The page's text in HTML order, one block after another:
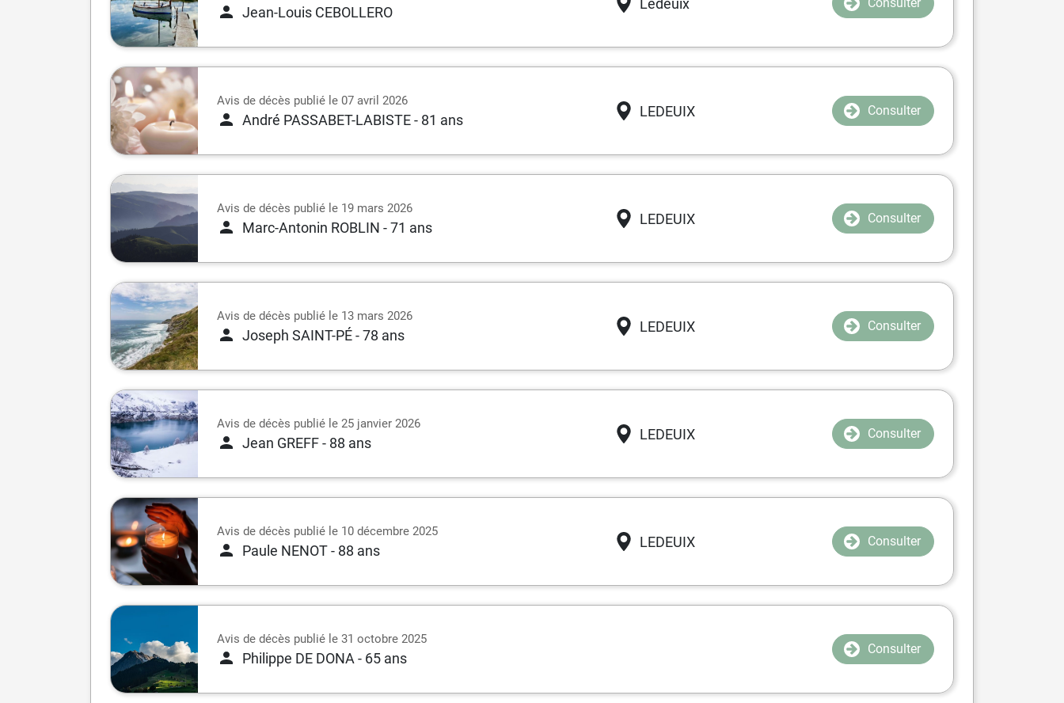
Jean-Louis CEBOLLERO
Avis de décès publié le 07 avril 2026
André PASSABET-LABISTE- 81 ans
LEDEUIX Consulter
Avis de décès publié le 19 mars 2026
Marc-Antonin ROBLIN - 71 ans
LEDEUIX Consulter
Avis de décès publié le 13 mars 2026
Joseph SAINT-PÉ- 78 ans
LEDEUIX Consulter
Avis de décès publié le 25 janvier 2026
Jean GREFF- 88 ans
LEDEUIX Consulter
Avis de décès publié le 10 décembre 2025
Paule NENOT- 88 ans
LEDEUIX Consulter
Avis de décès publié le 31 octobre 2025
Philippe DE DONA - 65 ans
Consulter